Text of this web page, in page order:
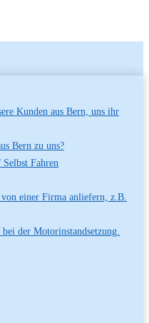
Kunden aus Bern, uns ihr
Bern zu uns?
Fahren
einer Firma anliefern, z.B.
der Motorinstandsetzung.